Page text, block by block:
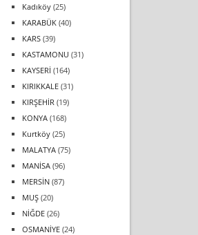
Kadıköy(25)
KARABÜK(40)
KARS(39)
KASTAMONU (31)
KAYSERİ (164)
KIRIKKALE(31)
KIRŞEHİR (19)
KONYA(168)
Kurtköy(25)
MALATYA(75)
MANİSA(96)
MERSİN(87)
MUŞ(20)
NİĞDE(26)
OSMANİYE(24)